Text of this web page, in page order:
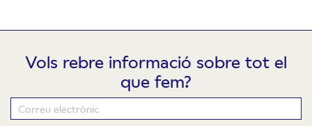
Vols rebre informació sobre tot el
que fem?
Newsletter